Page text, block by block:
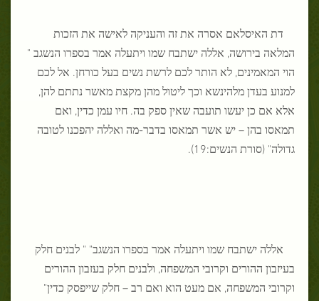
דת האיסלאם אסרה את זה והעניקה לאישה את הזכות
המלאה בירושה, אללה ישתבח שמו ויתעלה אמר בספרו הנשגב "
הוי המאמינים, לא הותר לכם לרשת נשים בעל כורחן. אל לכם
למנוע בעדן מלהינשא וכך ליטול מהן מקצת מאשר נתתם להן,
אלא אם כן יעשו תועבה שאין ספק בה. חיו עמן כדין, ואם
תמאסו בהן – יש אשר תמאסו בדבר-מה ואללה יהפכנו לטובה
גדולה" (סורת הנשים:19).
אללה ישתבח שמו ויתעלה אמר בספרו הנשגב" " לבנים חלק
בעיזבון ההורים וקרובי המשפחה, ולבנים חלק בעזבון ההורים
וקרובי המשפחה, אם מעט הוא ואם רב – חלק שייפסק כדין"